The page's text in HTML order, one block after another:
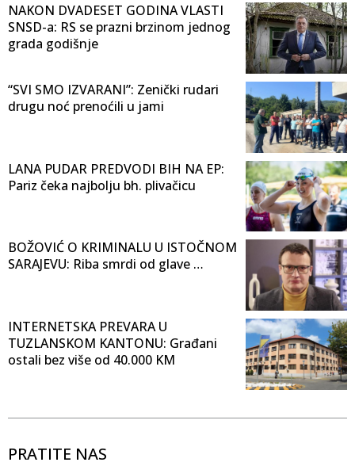
NAKON DVADESET GODINA VLASTI
SNSD-a: RS se prazni brzinom jednog
grada godišnje
“SVI SMO IZVARANI”: Zenički rudari
drugu noć prenoćili u jami
LANA PUDAR PREDVODI BIH NA EP:
Pariz čeka najbolju bh. plivačicu
BOŽOVIĆ O KRIMINALU U ISTOČNOM
SARAJEVU: Riba smrdi od glave …
INTERNETSKA PREVARA U
TUZLANSKOM KANTONU: Građani
ostali bez više od 40.000 KM
PRATITE NAS